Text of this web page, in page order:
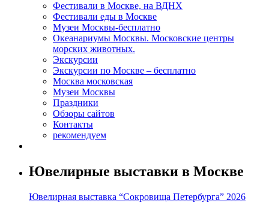
Фестивали в Москве, на ВДНХ
Фестивали еды в Москве
Музеи Москвы-бесплатно
Океанариумы Москвы. Московские центры
морских животных.
Экскурсии
Экскурсии по Москве – бесплатно
Москва московская
Музеи Москвы
Праздники
Обзоры сайтов
Контакты
рекомендуем
Ювелирные выставки в Москве
Ювелирная выставка “Сокровища Петербурга” 2026